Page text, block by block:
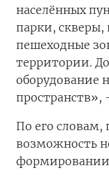
населённых
парки,
пешеходные
территории.
оборудование
пространств»,
По его словам,
возможность
формировании